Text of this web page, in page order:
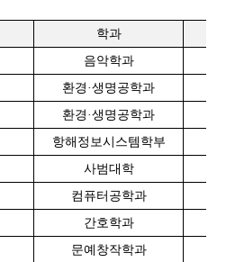
학과
음악학과
환경·생명공학과
환경·생명공학과
항해정보시스템학부
사범대학
컴퓨터공학과
간호학과
문예창작학과